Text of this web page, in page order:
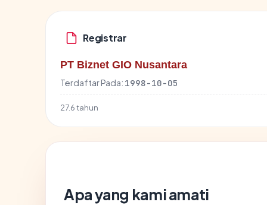
Registrar
PT Biznet GIO Nusantara
Terdaftar Pada: 1998-10-05
27.6 tahun
Apa yang kami amati